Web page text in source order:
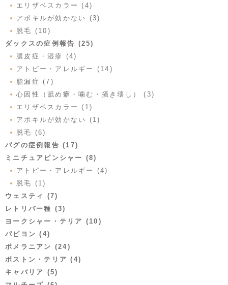
エリザベスカラー (4)
アポキルが効かない (3)
脱毛 (10)
ダックスの症例報告 (25)
膿皮症・湿疹 (4)
アトピー・アレルギー (14)
脂漏症 (7)
心因性（舐め癖・噛む・掻き壊し） (3)
エリザベスカラー (1)
アポキルが効かない (1)
脱毛 (6)
パグの症例報告 (17)
ミニチュアピンシャー (8)
アトピー・アレルギー (4)
脱毛 (1)
ウェスティ (7)
レトリバー種 (3)
ヨークシャー・テリア (10)
パピヨン (4)
ポメラニアン (24)
ボストン・テリア (4)
キャバリア (5)